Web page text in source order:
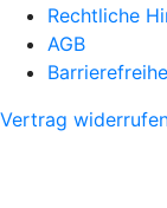
Rechtliche
AGB
Vertrag